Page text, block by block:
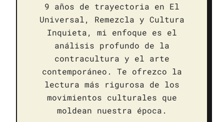
9 años de trayectoria en El
Universal, Remezcla y Cultura
Inquieta, mi enfoque es el
análisis profundo de la
contracultura y el arte
contemporáneo. Te ofrezco la
lectura más rigurosa de los
movimientos culturales que
moldean nuestra época.